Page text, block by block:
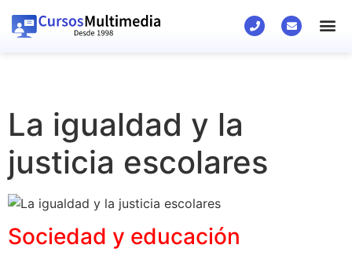
La igualdad y la
justicia escolares
Sociedad y educación